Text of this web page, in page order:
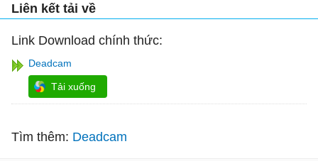
Liên kết tải về
Link Download chính thức:
Deadcam
Tải xuống
Tìm thêm: Deadcam